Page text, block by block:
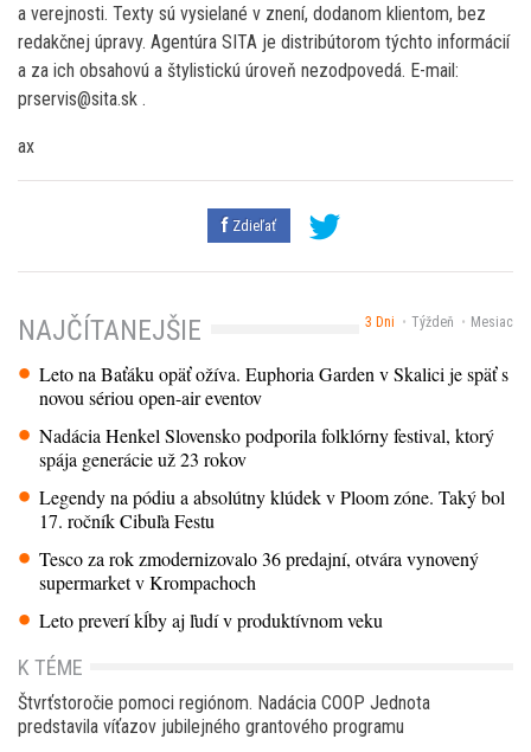
a verejnosti. Texty sú vysielané v znení, dodanom klientom, bez
redakčnej úpravy. Agentúra SITA je distribútorom týchto informácií
a za ich obsahovú a štylistickú úroveň nezodpovedá. E-mail:
prservis@sita.sk .
ax
Zdieľať
3 Dni Týždeň Mesiac
NAJČÍTANEJŠIE
Leto na Baťáku opäť ožíva. Euphoria Garden v Skalici je späť s
novou sériou open-air eventov
Nadácia Henkel Slovensko podporila folklórny festival, ktorý
spája generácie už 23 rokov
Legendy na pódiu a absolútny klúdek v Ploom zóne. Taký bol
17. ročník Cibuľa Festu
Tesco za rok zmodernizovalo 36 predajní, otvára vynovený
supermarket v Krompachoch
Leto preverí kĺby aj ľudí v produktívnom veku
K TÉME
Štvrťstoročie pomoci regiónom. Nadácia COOP Jednota
predstavila víťazov jubilejného grantového programu